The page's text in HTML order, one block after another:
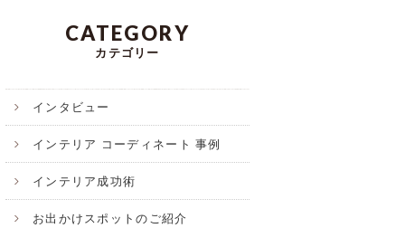
CATEGORY
カテゴリー
インタビュー
インテリア コーディネート 事例
インテリア成功術
お出かけスポットのご紹介